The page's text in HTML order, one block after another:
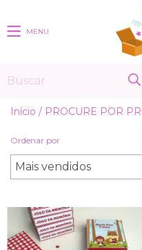
MENU
Início / PROCURE POR
Ordenar por